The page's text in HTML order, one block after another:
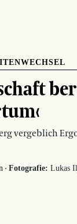
vergeblich
· Fotografie: Lukas